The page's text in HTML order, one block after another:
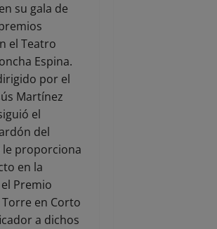
su gala de
el Teatro
Espina.
por el
Martínez
el
del
le proporciona
en la
Premio
Torre en Corto
a dichos